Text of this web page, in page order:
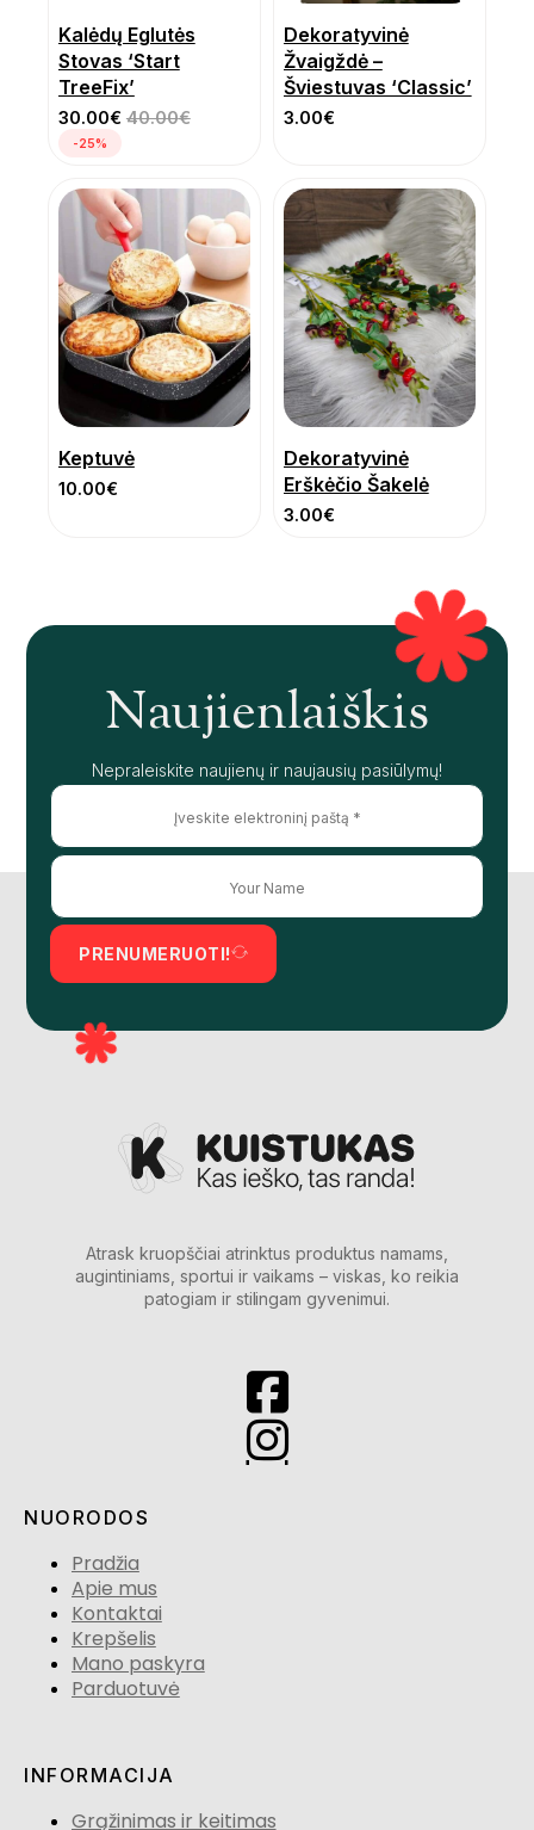
Kalėdų Eglutės
Stovas ‘Start
TreeFix’
30.00€ 40.00€
-25%
Dekoratyvinė
Žvaigždė –
Šviestuvas ‘Classic’
3.00€
Keptuvė
10.00€
Dekoratyvinė
Erškėčio Šakelė
3.00€
Naujienlaiškis
Nepraleiskite naujienų ir naujausių pasiūlymų!
PRENUMERUOTI!
Atrask kruopščiai atrinktus produktus namams,
augintiniams, sportui ir vaikams – viskas, ko reikia
patogiam ir stilingam gyvenimui.
NUORODOS
Pradžia
Apie mus
Kontaktai
Krepšelis
Mano paskyra
Parduotuvė
INFORMACIJA
Grąžinimas ir keitimas